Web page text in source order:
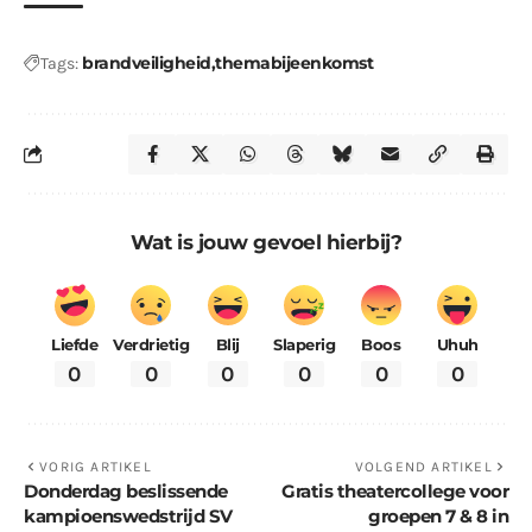
Tags: brandveiligheid themabijeenkomst
Wat is jouw gevoel hierbij?
Liefde
0
Verdrietig
0
Blij
0
Slaperig
0
Boos
0
Uhuh
0
VORIG ARTIKEL
Donderdag beslissende
kampioenswedstrijd SV
VOLGEND ARTIKEL
Gratis theatercollege voor
groepen 7 & 8 in